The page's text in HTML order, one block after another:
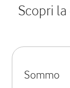
Scopri
Sommo